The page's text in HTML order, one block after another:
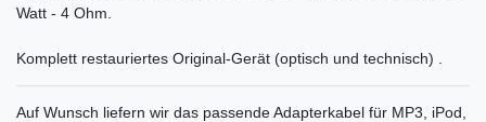
Watt - 4 Ohm.
Komplett restauriertes Original-Gerät (optisch und technisch) .
Auf Wunsch liefern wir das passende Adapterkabel für MP3, iPod,